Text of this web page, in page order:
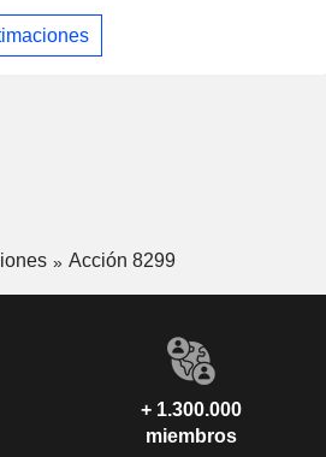
Acción 8299
+ 1.300.000
miembros